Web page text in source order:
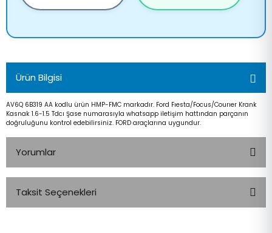
Ürün Bilgisi
AV6Q 6B319 AA kodlu ürün HMP-FMC markadır. Ford Fıesta/Focus/Courıer Krank
Kasnak 1.6-1.5 Tdcı Şase numarasıyla whatsapp iletişim hattından parçanın
doğruluğunu kontrol edebilirsiniz. FORD araçlarına uygundur.
Yorumlar
Taksit Seçenekleri